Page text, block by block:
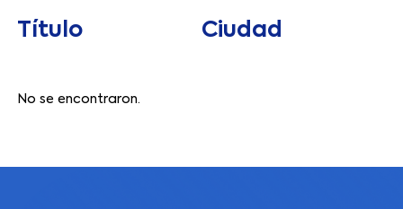
Título Ciudad
No se encontraron.